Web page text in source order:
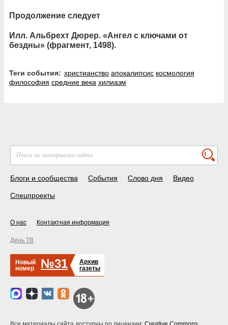
Продолжение следует
Илл. Альбрехт Дюрер. «Ангел с ключами от
бездны» (фрагмент, 1498).
Теги события: христианство апокалипсис космология
философия средние века хилиазм
Блоги и сообщества События Слово дня Видео
Спецпроекты
О нас Контактная информация
День ТВ
Новый
номер
№31
Архив
газеты